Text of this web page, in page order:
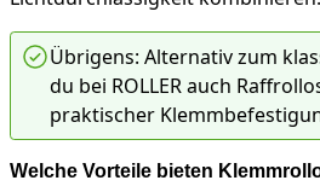
Übrigens: Alternativ zum
du bei ROLLER auch
praktischer
Welche Vorteile bieten